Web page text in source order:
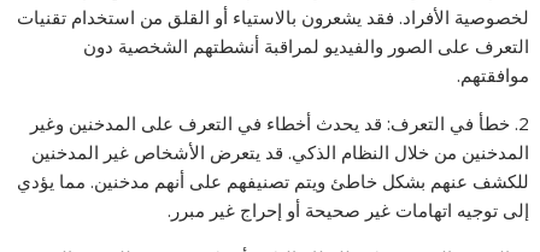
لخصوصية الأفراد. فقد يشعرون بالاستياء أو القلق من استخدام تقنيات
التعرف على الصور والفيديو لمراقبة أنشطتهم الشخصية دون
موافقتهم.
2. خطأ في التعرف: قد يحدث أخطاء في التعرف على المدخنين وغير
المدخنين من خلال النظام الذكي. قد يتعرض الأشخاص غير المدخنين
للكشف عنهم بشكل خاطئ ويتم تصنيفهم على أنهم مدخنين. مما يؤدي
إلى توجيه اتهامات غير صحيحة أو إحراج غير مبرر.